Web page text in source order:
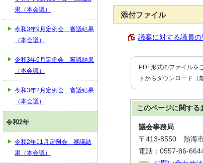
添付ファイル
議案に対する議員の
PDF形式のファイルを
トからダウンロード（
このページに関する
議会事務局
〒413-8550 熱海
電話：0557-86-
果（本会議）
令和3年9月定例会 審議結果
（本会議）
令和3年6月定例会 審議結果
（本会議）
令和3年2月定例会 審議結果
（本会議）
令和2年
令和2年11月定例会 審議結
果（本会議）